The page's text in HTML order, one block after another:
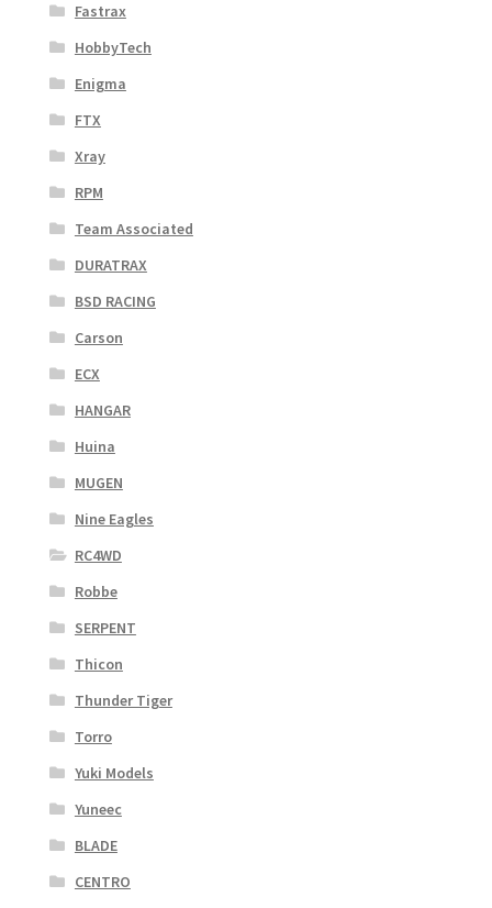
Fastrax
HobbyTech
Enigma
FTX
Xray
RPM
Team Associated
DURATRAX
BSD RACING
Carson
ECX
HANGAR
Huina
MUGEN
Nine Eagles
RC4WD
Robbe
SERPENT
Thicon
Thunder Tiger
Torro
Yuki Models
Yuneec
BLADE
CENTRO